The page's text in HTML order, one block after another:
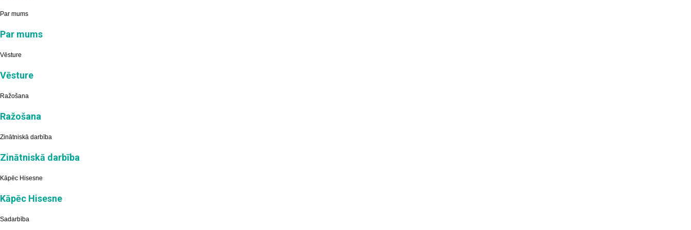
Par mums
Par mums
Vēsture
Vēsture
Ražošana
Ražošana
Zinātniskā darbība
Zinātniskā darbība
Kāpēc Hisesne
Kāpēc Hisesne
Sadarbība